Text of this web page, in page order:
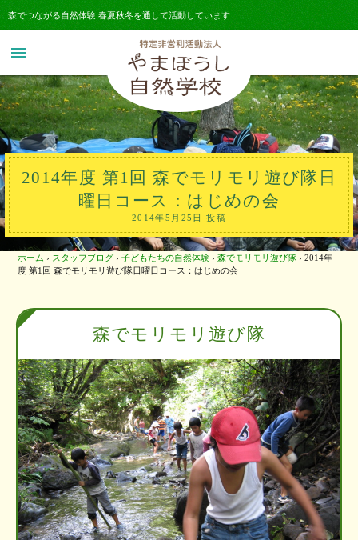
森でつながる自然体験 春夏秋冬を通して活動しています
menu
2014年度 第1回 森でモリモリ遊び隊日
曜日コース：はじめの会
2014年5月25日 投稿
ホーム › スタッフブログ › 子どもたちの自然体験 › 森でモリモリ遊び隊 › 2014年
度 第1回 森でモリモリ遊び隊日曜日コース：はじめの会
森でモリモリ遊び隊